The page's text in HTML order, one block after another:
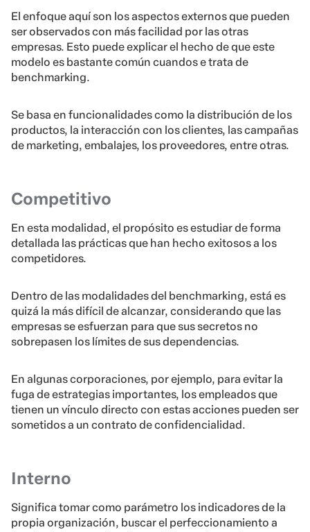
El enfoque aquí son los aspectos externos que pueden
ser observados con más facilidad por las otras
empresas. Esto puede explicar el hecho de que este
modelo es bastante común cuandos e trata de
benchmarking.
Se basa en funcionalidades como la distribución de los
productos, la interacción con los clientes, las campañas
de marketing, embalajes, los proveedores, entre otras.
Competitivo
En esta modalidad, el propósito es estudiar de forma
detallada las prácticas que han hecho exitosos a los
competidores.
Dentro de las modalidades del benchmarking, está es
quizá la más difícil de alcanzar, considerando que las
empresas se esfuerzan para que sus secretos no
sobrepasen los límites de sus dependencias.
En algunas corporaciones, por ejemplo, para evitar la
fuga de estrategias importantes, los empleados que
tienen un vínculo directo con estas acciones pueden ser
sometidos a un contrato de confidencialidad.
Interno
Significa tomar como parámetro los indicadores de la
propia organización, buscar el perfeccionamiento a